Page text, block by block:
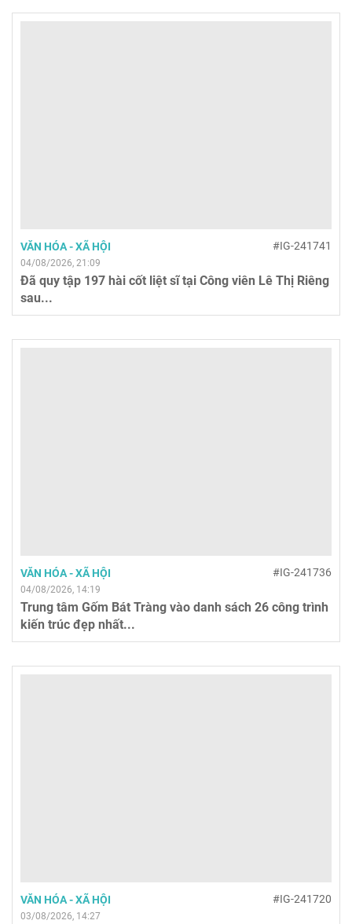
VĂN HÓA - XÃ HỘI #IG-241741
04/08/2026, 21:09
Đã quy tập 197 hài cốt liệt sĩ tại Công viên Lê Thị Riêng
sau...
VĂN HÓA - XÃ HỘI #IG-241736
04/08/2026, 14:19
Trung tâm Gốm Bát Tràng vào danh sách 26 công trình
kiến trúc đẹp nhất...
VĂN HÓA - XÃ HỘI #IG-241720
03/08/2026, 14:27